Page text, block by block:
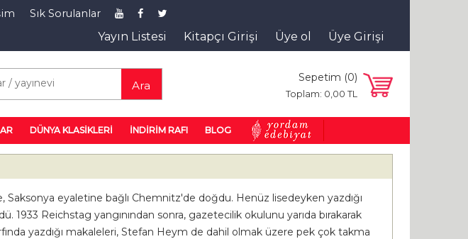
Sık Sorulanlar
Yayın Listesi Kitapçı Girişi Üye ol Üye Girişi
Ara
Sepetim (0)
Toplam: 0,00 TL
DÜNYA KLASİKLERİ İNDİRİM RAFI BLOG
eyaletine bağlı Chemnitz'de doğdu. Henüz lisedeyken yazdığı
Reichstag yangınından sonra, gazetecilik okulunu yarıda bırakarak
yazdığı makaleleri, Stefan Heym de dahil olmak üzere pek çok takma